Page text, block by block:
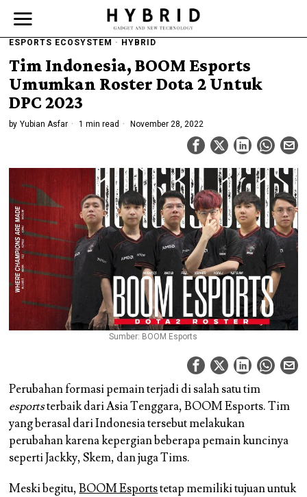
ESPORTS ECOSYSTEM · HYBRID
Tim Indonesia, BOOM Esports
Umumkan Roster Dota 2 Untuk
DPC 2023
by Yubian Asfar 1 min read November 28, 2022
Sumber: BOOM Esports
Perubahan formasi pemain terjadi di salah satu tim
esportsterbaik dari Asia Tenggara, BOOM Esports. Tim
yang berasal dari Indonesia tersebut melakukan
perubahan karena kepergian beberapa pemain kuncinya
seperti Jackky, Skem, dan juga Tims.
Meski begitu,BOOM Esportstetap memiliki tujuan untuk